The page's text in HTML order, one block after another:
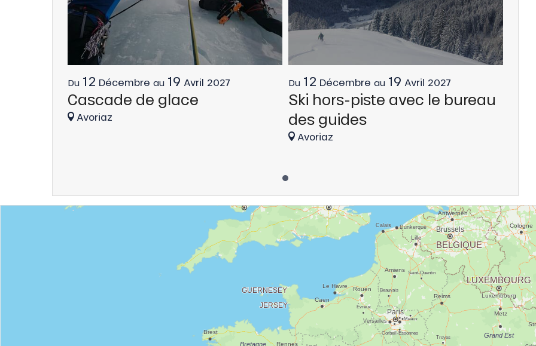
Du 12 Décembre au 19 Avril 2027
Cascade de glace
Avoriaz
Du 12 Décembre au 19 Avril 2027
Ski hors-piste avec le bureau
des guides
Avoriaz